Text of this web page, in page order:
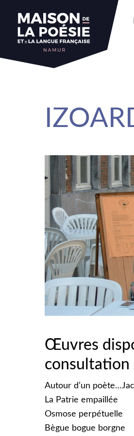
Œuvres
consultation
Autour d’un
La Patrie empaillée
Osmose perpétuelle
Bègue bogue borgne